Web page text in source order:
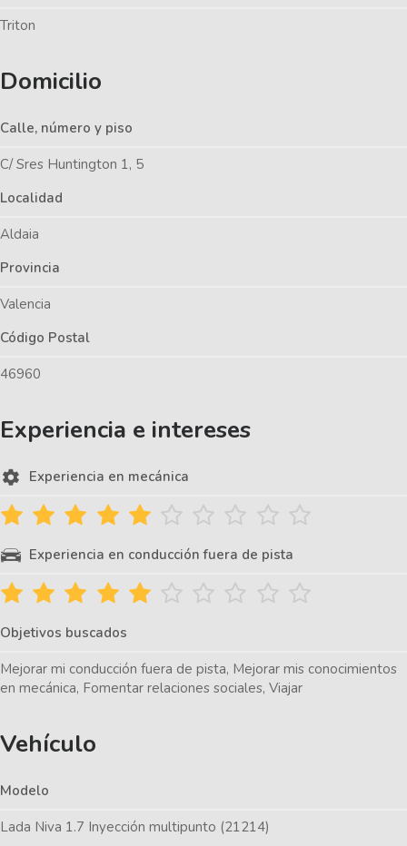
Triton
Domicilio
Calle, número y piso
C/ Sres Huntington 1, 5
Localidad
Aldaia
Provincia
Valencia
Código Postal
46960
Experiencia e intereses
Experiencia en mecánica
Experiencia en conducción fuera de pista
Objetivos buscados
Mejorar mi conducción fuera de pista, Mejorar mis conocimientos
en mecánica, Fomentar relaciones sociales, Viajar
Vehículo
Modelo
Lada Niva 1.7 Inyección multipunto (21214)